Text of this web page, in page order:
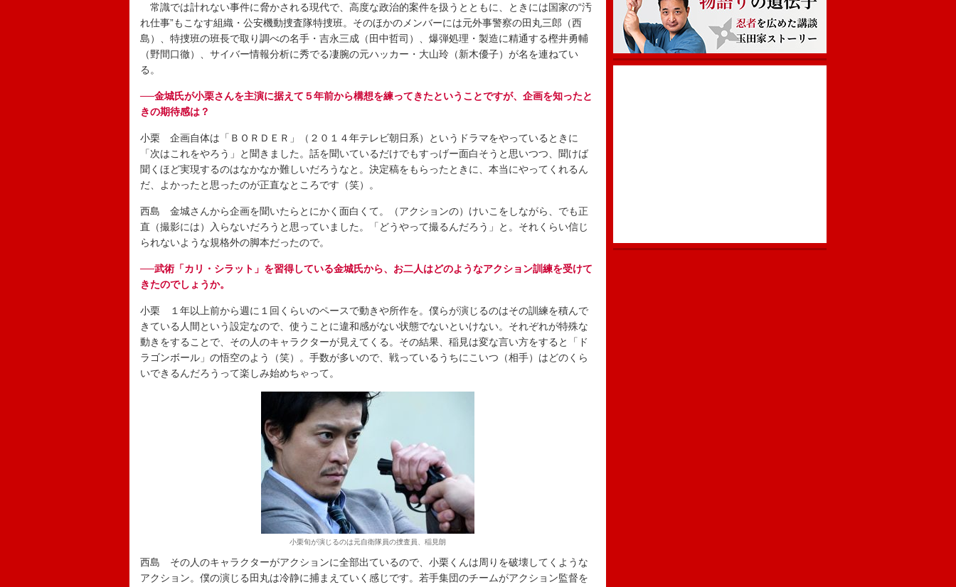
常識では計れない事件に脅かされる現代で、高度な政治的案件を扱うとともに、ときには国家の“汚
れ仕事”もこなす組織・公安機動捜査隊特捜班。そのほかのメンバーには元外事警察の田丸三郎（西
島）、特捜班の班長で取り調べの名手・吉永三成（田中哲司）、爆弾処理・製造に精通する樫井勇輔
（野間口徹）、サイバー情報分析に秀でる凄腕の元ハッカー・大山玲（新木優子）が名を連ねてい
る。
──金城氏が小栗さんを主演に据えて５年前から構想を練ってきたということですが、企画を知ったと
きの期待感は？
小栗 企画自体は「ＢＯＲＤＥＲ」（２０１４年テレビ朝日系）というドラマをやっているときに
「次はこれをやろう」と聞きました。話を聞いているだけでもすっげー面白そうと思いつつ、聞けば
聞くほど実現するのはなかなか難しいだろうなと。決定稿をもらったときに、本当にやってくれるん
だ、よかったと思ったのが正直なところです（笑）。
西島 金城さんから企画を聞いたらとにかく面白くて。（アクションの）けいこをしながら、でも正
直（撮影には）入らないだろうと思っていました。「どうやって撮るんだろう」と。それくらい信じ
られないような規格外の脚本だったので。
──武術「カリ・シラット」を習得している金城氏から、お二人はどのようなアクション訓練を受けて
きたのでしょうか。
小栗 １年以上前から週に１回くらいのペースで動きや所作を。僕らが演じるのはその訓練を積んで
きている人間という設定なので、使うことに違和感がない状態でないといけない。それぞれが特殊な
動きをすることで、その人のキャラクターが見えてくる。その結果、稲見は変な言い方をすると「ド
ラゴンボール」の悟空のよう（笑）。手数が多いので、戦っているうちにこいつ（相手）はどのくら
いできるんだろうって楽しみ始めちゃって。
小栗旬が演じるのは元自衛隊員の捜査員、稲見朗
西島 その人のキャラクターがアクションに全部出ているので、小栗くんは周りを破壊してくような
アクション。僕の演じる田丸は冷静に捕まえていく感じです。若手集団のチームがアクション監督を